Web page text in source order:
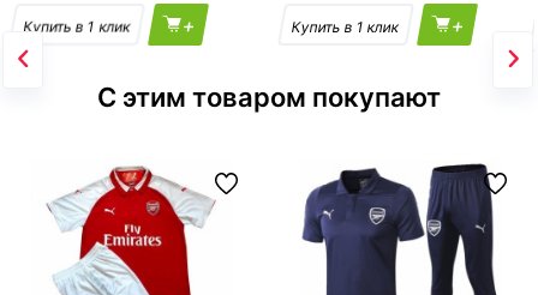
+ +
С этим товаром покупают